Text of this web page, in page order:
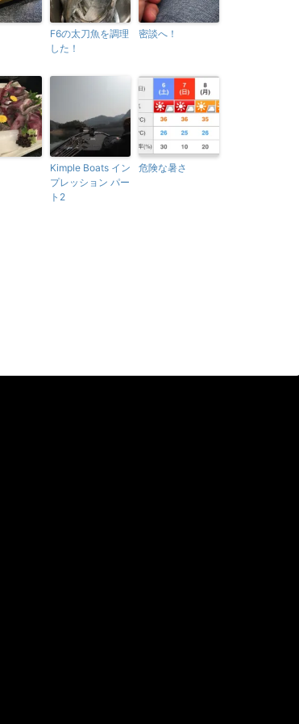
F6の太刀魚を調理
した！
密談へ！
Kimple Boats イン
プレッション パー
ト2
危険な暑さ